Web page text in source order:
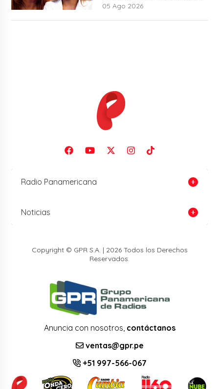
05 Ago 2026
Radio Panamericana
Noticias
Copyright © GPR S.A. | 2026 Todos los Derechos
Reservados.
Anuncia con nosotros, contáctanos
ventas@gpr.pe
+51 997-566-067